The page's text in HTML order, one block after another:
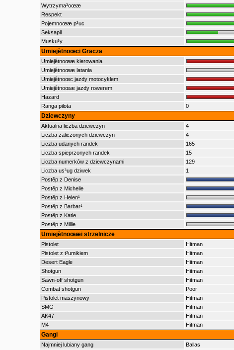
Wytrzyma³oœæ
Respekt
Pojemnoœæ p³uc
Seksapil
Musku³y
Umiejêtnoœci Gracza
Umiejêtnoœæ kierowania
Umiejêtnoœæ latania
Umiejêtnoœc jazdy motocyklem
Umiejêtnoœæ jazdy rowerem
Hazard
Ranga pilota
0
Dziewczyny
Aktualna liczba dziewczyn
4
Liczba zaliczonych dziewczyn
4
Liczba udanych randek
165
Liczba spieprzonych randek
15
Liczba numerków z dziewczynami
129
Liczba us³ug dziwek
1
Postêp z Denise
Postêp z Michelle
Postêp z Helen¹
Postêp z Barbar¹
Postêp z Katie
Postêp z Millie
Umiejêtnoœæi strzelnicze
Pistolet
Hitman
Pistolet z t³umikiem
Hitman
Desert Eagle
Hitman
Shotgun
Hitman
Sawn-off shotgun
Hitman
Combat shotgun
Poor
Pistolet maszynowy
Hitman
SMG
Hitman
AK47
Hitman
M4
Hitman
Gangi
Najmniej lubiany gang
Ballas